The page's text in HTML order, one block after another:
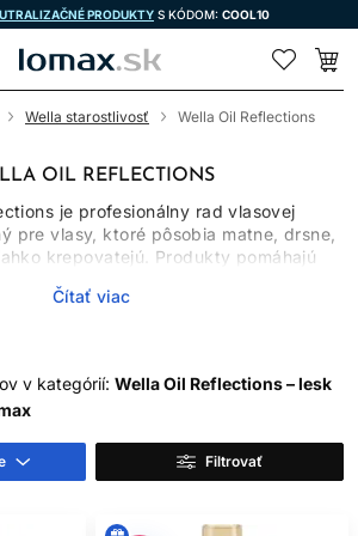
PRODUKTY S KÓDOM: COOL10
Wella starostlivosť Wella Oil Reflections
OIL REFLECTIONS
je profesionálny rad vlasovej
pre vlasy, ktoré pôsobia matne, drsne,
krepovatejú. Produkty pomáhajú
Výsledkom sú hebkejšie,
možno kombinovať podľa typu vlasov
starostlivosti. Je vhodný pre
WELLA OIL
ZVYŠUJE
Čítať viac
v kategórií: Wella Oil Reflections – lesk
Filtrovať